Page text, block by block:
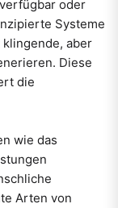
oder
Systeme
aber
Diese
die
wie das
Arten von